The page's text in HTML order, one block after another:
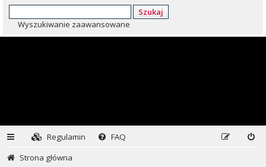
Szukaj
Wyszukiwanie zaawansowane
Regulamin
FAQ
Strona główna